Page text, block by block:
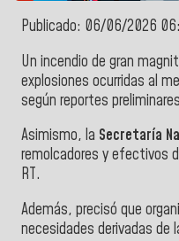
Publicado: 06/06/2026
Un incendio de gran
explosiones ocurridas al
según reportes
Asimismo, la Secretaría
remolcadores y efectivos
RT.
Además, precisó que
necesidades derivadas